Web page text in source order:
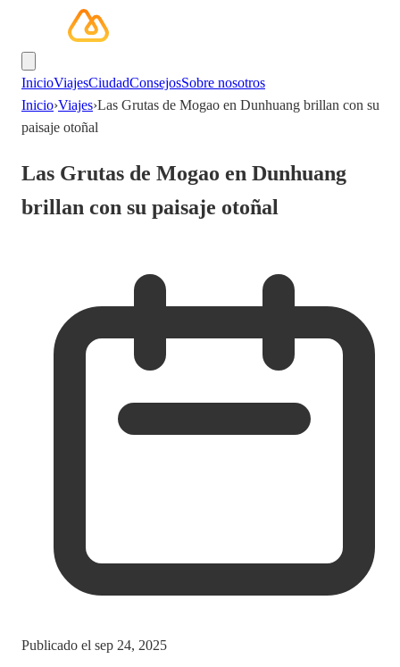
InicioViajesCiudadConsejosSobre nosotros
Inicio›Viajes›Las Grutas de Mogao en Dunhuang brillan con su
paisaje otoñal
Las Grutas de Mogao en Dunhuang
brillan con su paisaje otoñal
Publicado el sep 24, 2025